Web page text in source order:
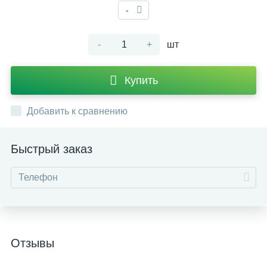
-
- + шт
Купить
Добавить к сравнению
Быстрый заказ
Отзывы